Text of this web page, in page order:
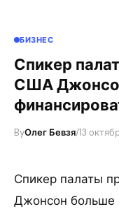
БИЗНЕС
Спикер
США
ByОлег Бевзя/13
Спикер палаты
Джонсон больше